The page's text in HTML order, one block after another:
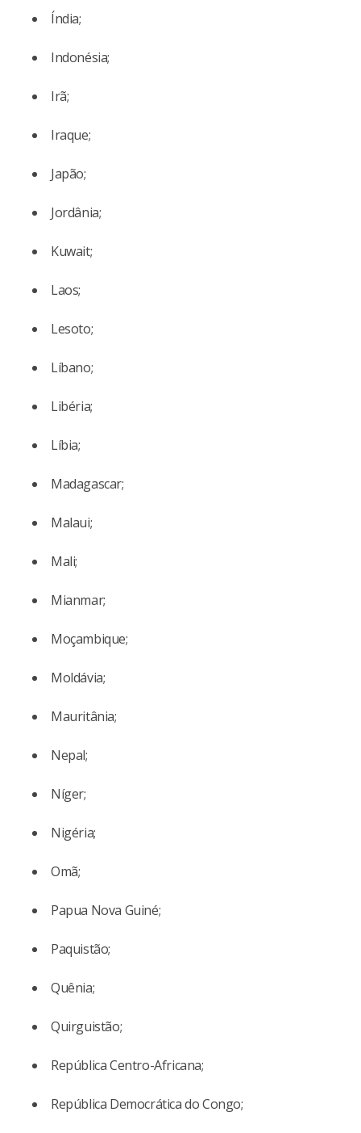
Índia;
Indonésia;
Irã;
Iraque;
Japão;
Jordânia;
Kuwait;
Laos;
Lesoto;
Líbano;
Libéria;
Líbia;
Madagascar;
Malaui;
Mali;
Mianmar;
Moçambique;
Moldávia;
Mauritânia;
Nepal;
Níger;
Nigéria;
Omã;
Papua Nova Guiné;
Paquistão;
Quênia;
Quirguistão;
República Centro-Africana;
República Democrática do Congo;